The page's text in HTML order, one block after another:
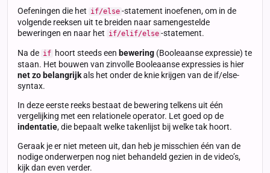
Oefeningen die het if/else -statement inoefenen, om in de
volgende reeksen uit te breiden naar samengestelde
beweringen en naar het if/elif/else -statement.
Na de if hoort steeds een bewering (Booleaanse expressie) te
staan. Het bouwen van zinvolle Booleaanse expressies is hier
net zo belangrijkals het onder de knie krijgen van de if/else-
syntax.
In deze eerste reeks bestaat de bewering telkens uit één
vergelijking met een relationele operator. Let goed op de
indentatie, die bepaalt welke takenlijst bij welke tak hoort.
Geraak je er niet meteen uit, dan heb je misschien één van de
nodige onderwerpen nog niet behandeld gezien in de video’s,
kijk dan even verder.